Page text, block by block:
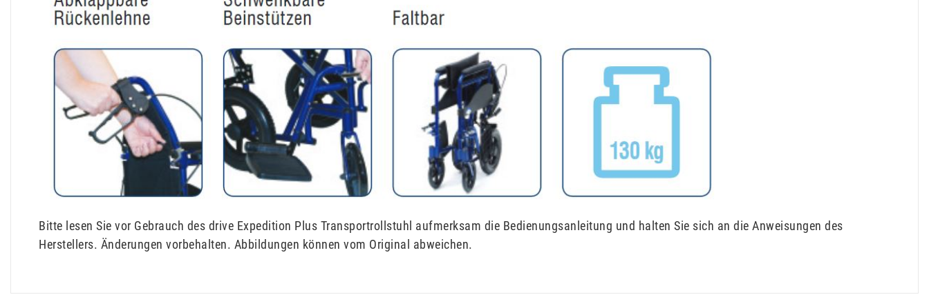
Bitte lesen Sie vor Gebrauch des drive Expedition Plus Transportrollstuhl aufmerksam die Bedienungsanleitung und halten Sie sich an die Anweisungen des
Herstellers. Änderungen vorbehalten. Abbildungen können vom Original abweichen.